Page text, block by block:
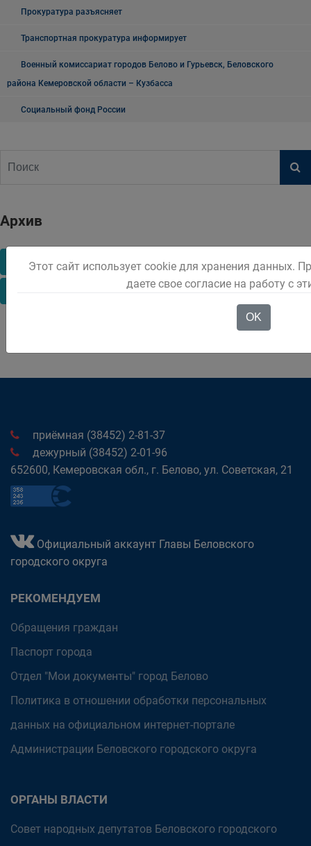
Прокуратура разъясняет
Транспортная прокуратура информирует
Военный комиссариат городов Белово и Гурьевск, Беловского
района Кемеровской области – Кузбасса
Социальный фонд России
Архив
2017 2018 2019 2020 2021 2022
приёмная (38452) 2-81-37
дежурный (38452) 2-01-96
652600, Кемеровская обл., г. Белово, ул. Советская, 21
Официальный аккаунт Главы Беловского
городского округа
РЕКОМЕНДУЕМ
Обращения граждан
Паспорт города
Отдел "Мои документы" город Белово
Политика в отношении обработки персональных
данных на официальном интернет-портале
Администрации Беловского городского округа
ОРГАНЫ ВЛАСТИ
Совет народных депутатов Беловского городского
Этот сайт использует cookie для хранения данных.
даете свое согласие на работу с
OK